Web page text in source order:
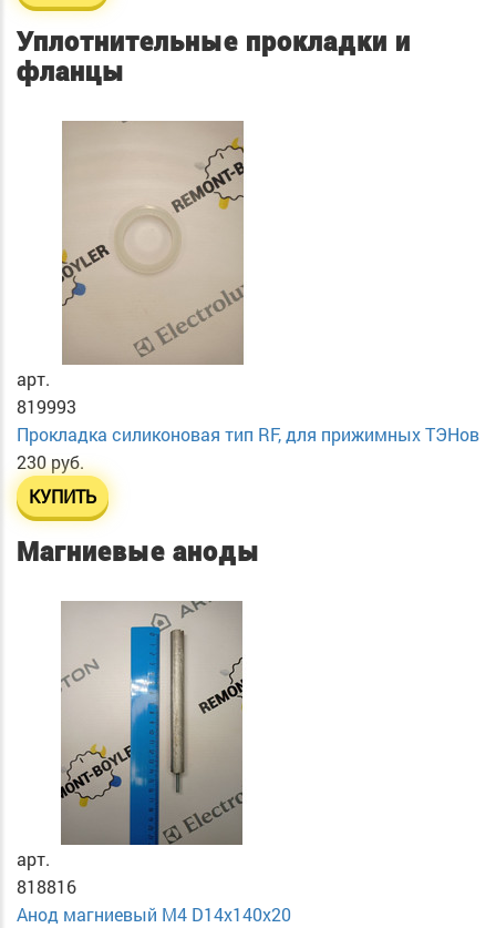
Уплотнительные прокладки и
фланцы
арт.
819993
Прокладка силиконовая тип RF, для прижимных ТЭНов
230 руб.
КУПИТЬ
Магниевые аноды
арт.
818816
Анод магниевый М4 D14х140х20